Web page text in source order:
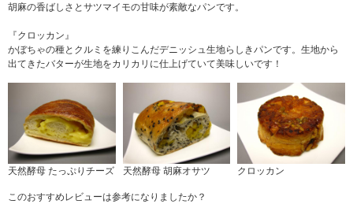
胡麻の香ばしさとサツマイモの甘味が素敵なパンです。
『クロッカン』
かぼちゃの種とクルミを練りこんだデニッシュ生地らしきパンです。生地から
出てきたバターが生地をカリカリに仕上げていて美味しいです！
天然酵母 たっぷりチーズ 天然酵母 胡麻オサツ クロッカン
このおすすめレビューは参考になりましたか？